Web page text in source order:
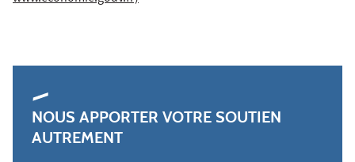
NOUS APPORTER VOTRE SOUTIEN
AUTREMENT